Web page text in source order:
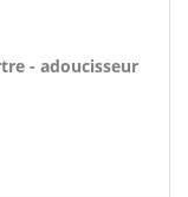
- adoucisseur